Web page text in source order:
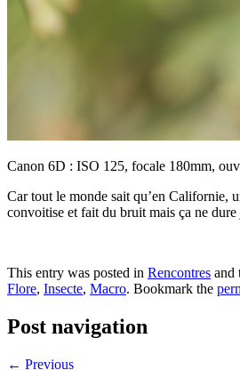
Canon 6D : ISO 125, focale 180mm,
Car tout le monde sait qu’en Californie,
convoitise et fait du bruit mais ça ne dure
This entry was posted in Rencontres and
Flore, Insecte, Macro. Bookmark the
Post navigation
← Previous